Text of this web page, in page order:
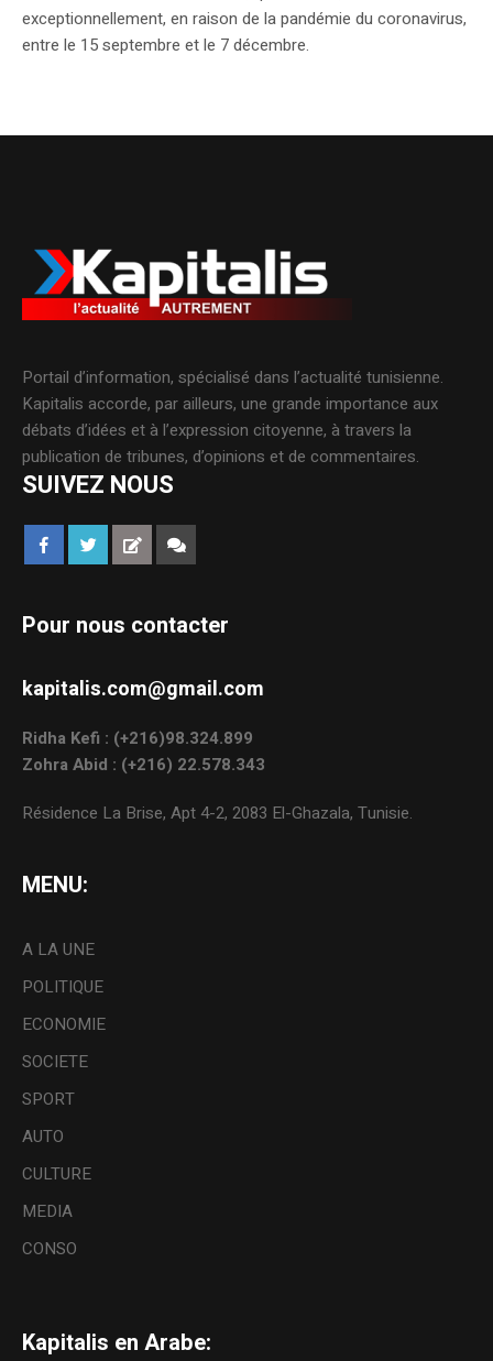
exceptionnellement, en raison de la pandémie du coronavirus,
entre le 15 septembre et le 7 décembre.
Portail d’information, spécialisé dans l’actualité tunisienne.
Kapitalis accorde, par ailleurs, une grande importance aux
débats d’idées et à l’expression citoyenne, à travers la
publication de tribunes, d’opinions et de commentaires.
SUIVEZ NOUS
Pour nous contacter
kapitalis.com@gmail.com
Ridha Kefi : (+216)98.324.899
Zohra Abid : (+216) 22.578.343
Résidence La Brise, Apt 4-2, 2083 El-Ghazala, Tunisie.
MENU:
A LA UNE
POLITIQUE
ECONOMIE
SOCIETE
SPORT
AUTO
CULTURE
MEDIA
CONSO
Kapitalis en Arabe: